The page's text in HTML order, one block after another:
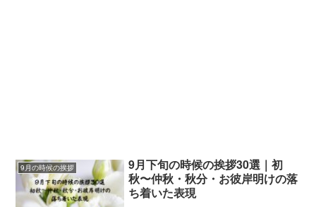
9月の時候の挨拶
9月下旬の時候の挨拶30選｜初
秋〜仲秋・秋分・お彼岸明けの落
ち着いた表現